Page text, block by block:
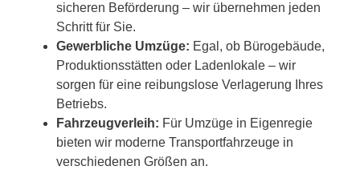
sicheren Beförderung – wir übernehmen jeden
Schritt für Sie.
Gewerbliche Umzüge: Egal, ob Bürogebäude,
Produktionsstätten oder Ladenlokale – wir
sorgen für eine reibungslose Verlagerung Ihres
Betriebs.
Fahrzeugverleih: Für Umzüge in Eigenregie
bieten wir moderne Transportfahrzeuge in
verschiedenen Größen an.